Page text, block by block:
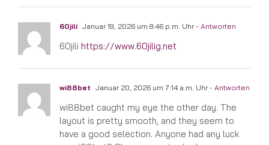
60jili Januar 19, 2026 um 8:46 p.m. Uhr- Antworten
60jili https://www.60jilig.net
wi88bet Januar 20, 2026 um 7:14 a.m. Uhr- Antworten
wi88bet caught my eye the other day. The
layout is pretty smooth, and they seem to
have a good selection. Anyone had any luck